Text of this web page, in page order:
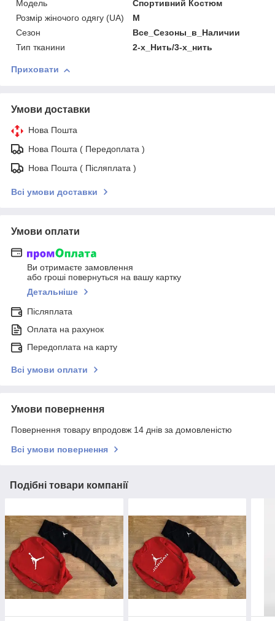
Модель
Спортивний Костюм
Розмір жіночого одягу (UA)
M
Сезон
Все_Сезоны_в_Наличии
Тип тканини
2-х_Нить/3-х_нить
Приховати
Умови доставки
Нова Пошта
Нова Пошта ( Передоплата )
Нова Пошта ( Післяплата )
Всі умови доставки
Умови оплати
Ви отримаєте замовлення
або гроші повернуться на вашу картку
Детальніше
Післяплата
Оплата на рахунок
Передоплата на карту
Всі умови оплати
Умови повернення
Повернення товару впродовж 14 днів за домовленістю
Всі умови повернення
Подібні товари компанії